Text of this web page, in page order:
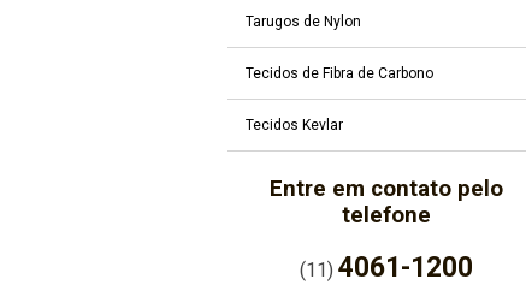
Tarugos de Nylon
Tecidos de Fibra de Carbono
Tecidos Kevlar
Entre em contato pelo
telefone
(11)4061-1200